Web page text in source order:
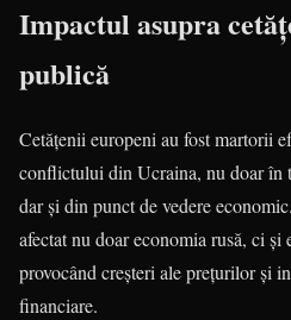
Impactul asupra
publică
Cetățenii europeni au fost martorii
conflictului din Ucraina, nu doar în
dar și din punct de vedere
afectat nu doar economia rusă, ci și
provocând creșteri ale prețurilor și
financiare.